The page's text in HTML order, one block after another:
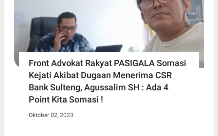
Front Advokat Rakyat PASIGALA Somasi
Kejati Akibat Dugaan Menerima CSR
Bank Sulteng, Agussalim SH : Ada 4
Point Kita Somasi !
Oktober 02, 2023